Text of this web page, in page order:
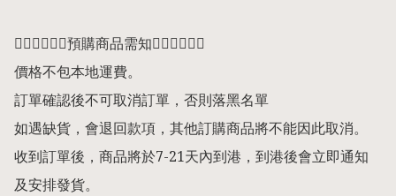
👇🏻👇🏻👇🏻預購商品需知👇🏻👇🏻👇🏻
價格不包本地運費。
訂單確認後不可取消訂單，否則落黑名單
如遇缺貨，會退回款項，其他訂購商品將不能因此取消。
收到訂單後，商品將於7-21天內到港，到港後會立即通知
及安排發貨。